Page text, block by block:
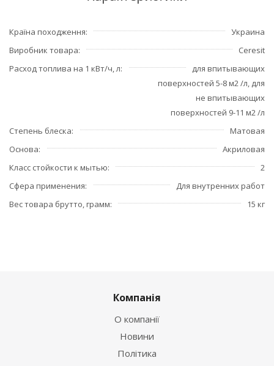
Країна походження
Украина
Виробник товара
Ceresit
Расход топлива на 1 кВт/ч, л
для впитывающих
поверхностей 5-8 м2 /л, для
не впитывающих
поверхностей 9-11 м2 /л
Степень блеска
Матовая
Основа
Акриловая
Класс стойкости к мытью
2
Сфера применения
Для внутренних работ
Вес товара брутто, грамм
15 кг
Компанія
О компанії
Новини
Політика